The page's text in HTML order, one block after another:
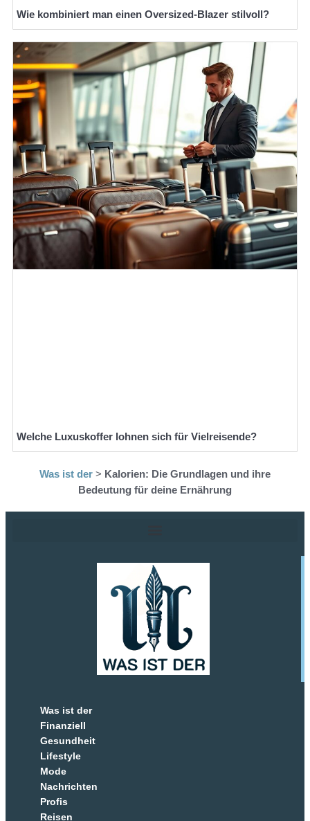
Wie kombiniert man einen Oversized-Blazer stilvoll?
Welche Luxuskoffer lohnen sich für Vielreisende?
Was ist der > Kalorien: Die Grundlagen und ihre
Bedeutung für deine Ernährung
Was ist der
Finanziell
Gesundheit
Lifestyle
Mode
Nachrichten
Profis
Reisen